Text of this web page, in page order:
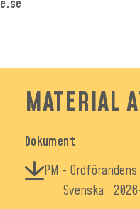
e.se
MATERIAL
Dokument
PM -
Svenska